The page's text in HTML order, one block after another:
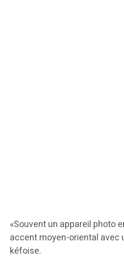
«Souvent un appareil photo
accent moyen-oriental avec
kéfoise.